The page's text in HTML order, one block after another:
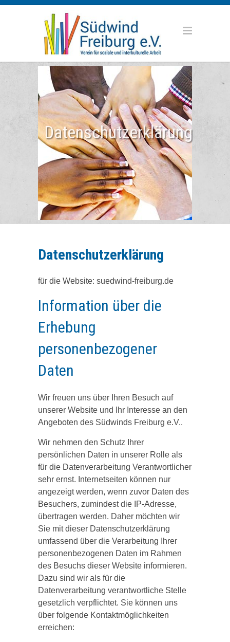
Datenschutzerklärung
Datenschutzerklärung
für die Website: suedwind-freiburg.de
Information über die
Erhebung
personenbezogener
Daten
Wir freuen uns über Ihren Besuch auf
unserer Website und Ihr Interesse an den
Angeboten des Südwinds Freiburg e.V..
Wir nehmen den Schutz Ihrer
persönlichen Daten in unserer Rolle als
für die Datenverarbeitung Verantwortlicher
sehr ernst. Internetseiten können nur
angezeigt werden, wenn zuvor Daten des
Besuchers, zumindest die IP-Adresse,
übertragen werden. Daher möchten wir
Sie mit dieser Datenschutzerklärung
umfassend über die Verarbeitung Ihrer
personenbezogenen Daten im Rahmen
des Besuchs dieser Website informieren.
Dazu sind wir als für die
Datenverarbeitung verantwortliche Stelle
gesetzlich verpflichtet. Sie können uns
über folgende Kontaktmöglichkeiten
erreichen: